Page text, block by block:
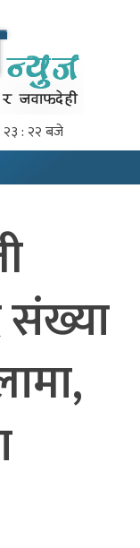
२३ : २३ बजे